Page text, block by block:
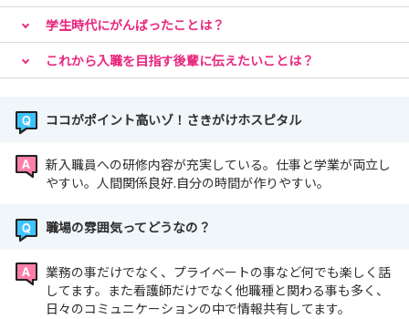
学生時代にがんばったことは？
これから入職を目指す後輩に伝えたいことは？
ココがポイント高いゾ！さきがけホスピタル
新入職員への研修内容が充実している。仕事と学業が両立し
やすい。人間関係良好.自分の時間が作りやすい。
職場の雰囲気ってどうなの？
業務の事だけでなく、プライベートの事など何でも楽しく話
してます。また看護師だけでなく他職種と関わる事も多く、
日々のコミュニケーションの中で情報共有してます。